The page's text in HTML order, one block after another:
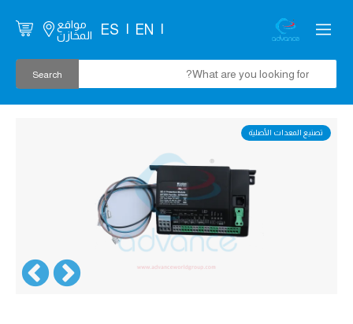
EN
ES
مواقع
المخازن
تصنيع المعدات الأصلية